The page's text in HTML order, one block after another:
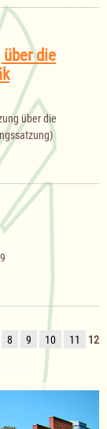
über die
über die
8 9 10 11 12